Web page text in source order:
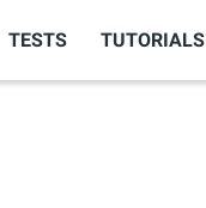
TESTS TUTORIALS